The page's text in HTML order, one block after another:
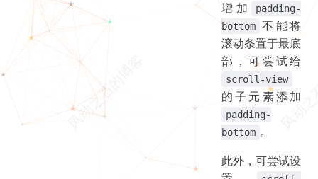
增加
padding-
bottom 不能将
滚动条置于最底
部，可尝试给
scroll-view
的子元素添加
padding-
bottom 。
此外，可尝试设